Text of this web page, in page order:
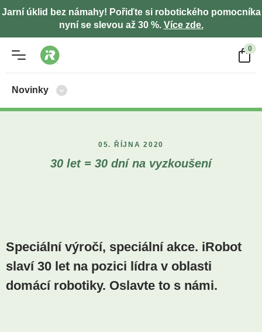
Jarní úklid bez námahy! Pořiďte si robotického pomocníka
nyní se slevou až 30 %. Více zde.
0
Novinky
05. ŘÍJNA 2020
30 let = 30 dní na vyzkoušení
Speciální výročí, speciální akce. iRobot
slaví 30 let na pozici lídra v oblasti
domácí robotiky. Oslavte to s námi.